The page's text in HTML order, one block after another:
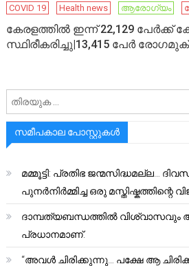
COVID 19 Health news ആരോഗ്യം
കേരളത്തില്‍ ഇന്ന് 22,129 പേര്‍ക്ക്
സ്ഥിരീകരിച്ചു|13,415 പേര്‍
സമീപകാല പോസ്റ്റുകൾ
മമ്മൂട്ടി: പ്രതിഭ ജന്മസിദ്ധമല്ല…
പുനർനിർമ്മിച്ച ഒരു മസ്തിഷ്കത്തിന്റെ
ദാമ്പത്യബന്ധത്തിൽ വിശ്വാസവും
പ്രധാനമാണ്.
“അവൾ ചിരിക്കുന്നു… പക്ഷേ ആ